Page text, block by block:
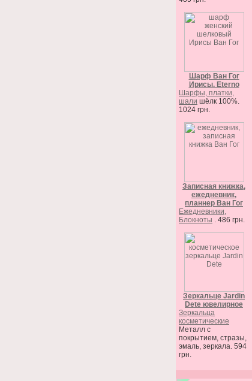
Шарф Ван Гог
Ирисы. Eterno
Шарфы, платки,
шали шёлк 100%.
1024 грн.
Записная книжка,
ежедневник,
планнер Ван Гог
Ежедневники,
Блокноты . 486 грн.
Зеркальце Jardin
Dete ювелирное
Зеркальца
косметические
Металл с
покрытием, стразы,
эмаль, зеркала. 594
грн.